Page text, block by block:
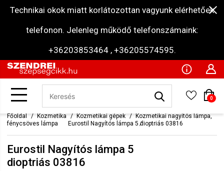
Technikai okok miatt korlátozottan vagyunk elérhetőek
telefonon. Jelenleg működő telefonszámaink:
+36203853464 , +36205574595.
0
Főoldal Kozmetika Kozmetikai gépek
Kozmetikai nagyítós lámpa,
fénycsöves lámpa
Eurostil Nagyítós lámpa 5 dioptriás 03816
Eurostil Nagyítós lámpa 5
dioptriás 03816